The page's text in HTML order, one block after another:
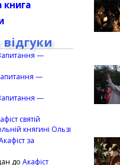
книга
—
—
—
святій
княгині Ользі
за
до Акафіст